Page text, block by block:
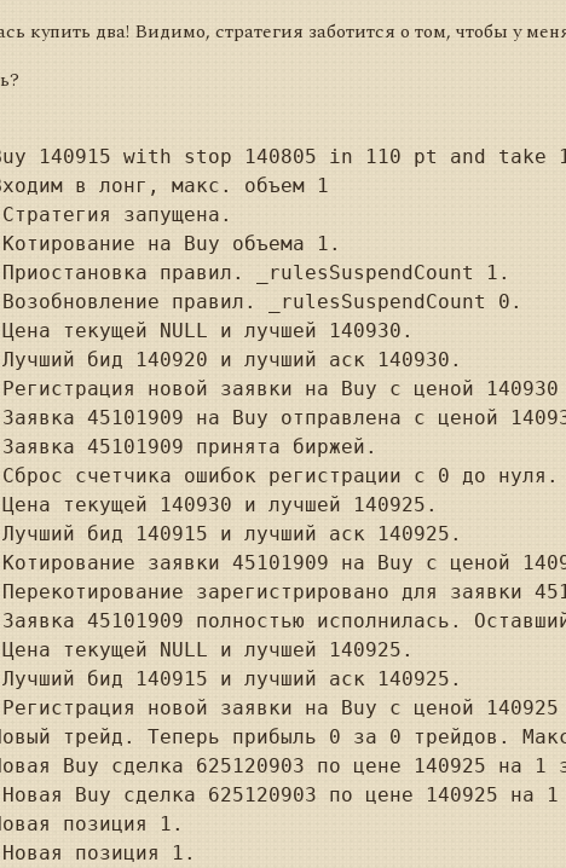
купить два! Видимо, стратегия заботится о том, чтобы у
140915 with stop 140805 in 110 pt and take
в лонг, макс. объем 1
запущена.
на Buy объема 1.
правил. _rulesSuspendCount 1.
правил. _rulesSuspendCount 0.
текущей NULL и лучшей 140930.
бид 140920 и лучший аск 140930.
новой заявки на Buy с ценой
45101909 на Buy отправлена с ценой
45101909 принята биржей.
счетчика ошибок регистрации с 0 до нуля.
текущей 140930 и лучшей 140925.
бид 140915 и лучший аск 140925.
заявки 45101909 на Buy с ценой
зарегистрировано для заявки
45101909 полностью исполнилась.
текущей NULL и лучшей 140925.
бид 140915 и лучший аск 140925.
новой заявки на Buy с ценой
трейд. Теперь прибыль 0 за 0 трейдов.
Buy сделка 625120903 по цене 140925 на 1
Buy сделка 625120903 по цене 140925 на 1
позиция 1.
позиция 1.